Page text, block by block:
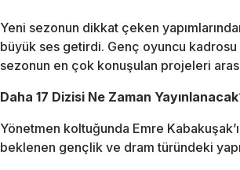
Yeni sezonun dikkat çeken
büyük ses getirdi. Genç oyuncu
sezonun en çok konuşulan projeleri
Daha 17 Dizisi Ne Zaman
Yönetmen koltuğunda Emre Kabakuşak
beklenen gençlik ve dram türündeki